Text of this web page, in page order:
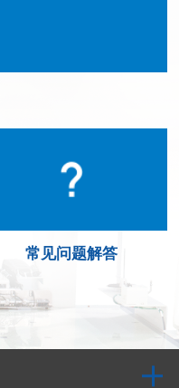
常见问题解答